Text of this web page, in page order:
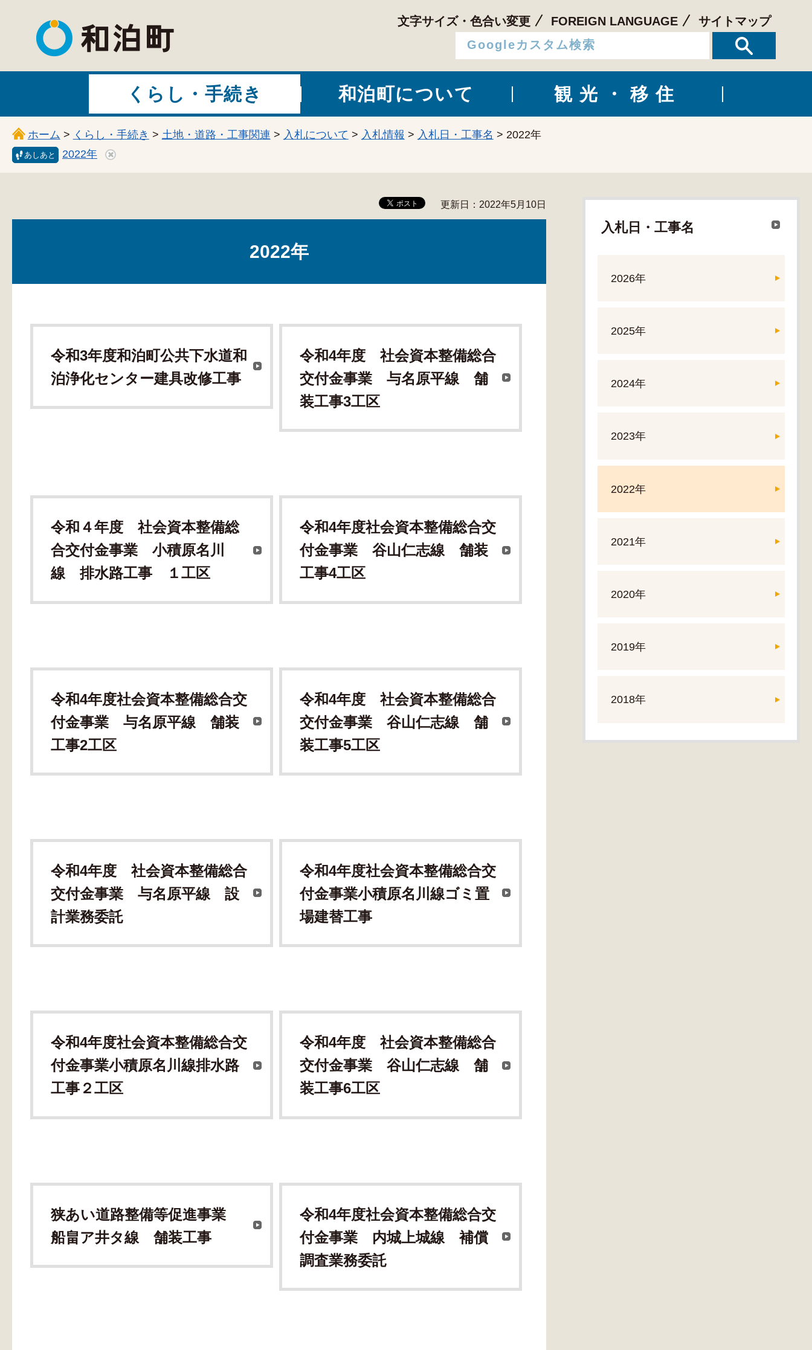
和泊町
文字サイズ・色合い変更 FOREIGN LANGUAGE サイトマップ
くらし・手続き 和泊町について 観光・移住
ホーム > くらし・手続き > 土地・道路・工事関連 > 入札について > 入札情報 > 入札日・工事名 > 2022年
あしあと 2022年
更新日：2022年5月10日
2022年
令和3年度和泊町公共下水道和
泊浄化センター建具改修工事
令和4年度 社会資本整備総合
交付金事業 与名原平線 舗
装工事3工区
令和４年度 社会資本整備総
合交付金事業 小積原名川
線 排水路工事 １工区
令和4年度社会資本整備総合交
付金事業 谷山仁志線 舗装
工事4工区
令和4年度社会資本整備総合交
付金事業 与名原平線 舗装
工事2工区
令和4年度 社会資本整備総合
交付金事業 谷山仁志線 舗
装工事5工区
令和4年度 社会資本整備総合
交付金事業 与名原平線 設
計業務委託
令和4年度社会資本整備総合交
付金事業小積原名川線ゴミ置
場建替工事
令和4年度社会資本整備総合交
付金事業小積原名川線排水路
工事２工区
令和4年度 社会資本整備総合
交付金事業 谷山仁志線 舗
装工事6工区
狭あい道路整備等促進事業
船畠ア井タ線 舗装工事
令和4年度社会資本整備総合交
付金事業 内城上城線 補償
調査業務委託
入札日・工事名
2026年
2025年
2024年
2023年
2022年
2021年
2020年
2019年
2018年